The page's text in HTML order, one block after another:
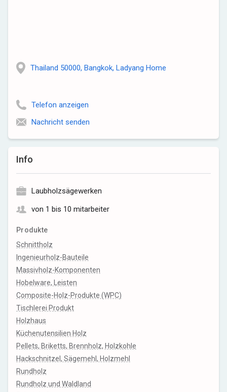
Info
Laubholzsägewerken
von 1 bis 10 mitarbeiter
Produkte
Schnittholz
Ingenieurholz-Bauteile
Massivholz-Komponenten
Hobelware, Leisten
Composite-Holz-Produkte (WPC)
Tischlerei Produkt
Holzhaus
Küchenutensilien Holz
Pellets, Briketts, Brennholz, Holzkohle
Hackschnitzel, Sägemehl, Holzmehl
Rundholz
Rundholz und Waldland
Thailand 50000, Bangkok, Ladyang Home
Telefon anzeigen
Nachricht senden